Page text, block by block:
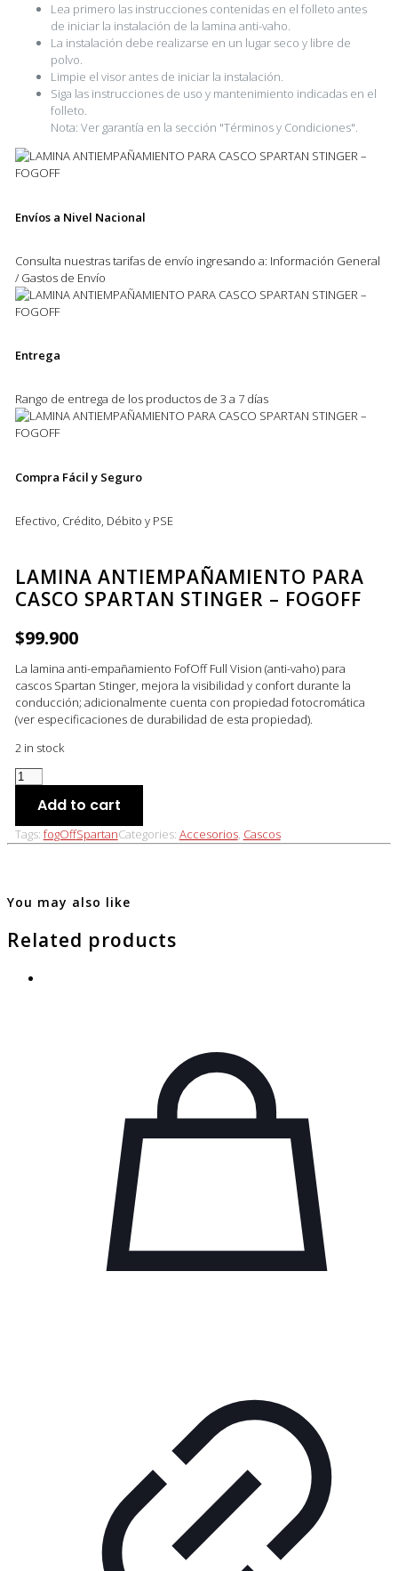
Lea primero las instrucciones contenidas en el folleto antes
de iniciar la instalación de la lamina anti-vaho.
La instalación debe realizarse en un lugar seco y libre de
polvo.
Limpie el visor antes de iniciar la instalación.
Siga las instrucciones de uso y mantenimiento indicadas en el
folleto.
Nota: Ver garantía en la sección "Términos y Condiciones".
Envíos a Nivel Nacional
Consulta nuestras tarifas de envío ingresando a: Información General
/ Gastos de Envío
Entrega
Rango de entrega de los productos de 3 a 7 días
Compra Fácil y Seguro
Efectivo, Crédito, Débito y PSE
LAMINA ANTIEMPAÑAMIENTO PARA
CASCO SPARTAN STINGER – FOGOFF
$99.900
La lamina anti-empañamiento FofOff Full Vision (anti-vaho) para
cascos Spartan Stinger, mejora la visibilidad y confort durante la
conducción; adicionalmente cuenta con propiedad fotocromática
(ver especificaciones de durabilidad de esta propiedad).
2 in stock
LAMINA
PARA
CASCO
SPARTAN
quantity
Add to cart
Tags: fogOffSpartanCategories: Accesorios, Cascos
You may also like
Related products